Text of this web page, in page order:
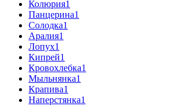
Колюрия1
Панцерина1
Солодка1
Аралия1
Лопух1
Кипрей1
Кровохлебка1
Мыльнянка1
Крапива1
Наперстянка1